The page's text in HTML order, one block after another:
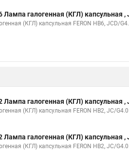
Лампа галогенная (КГЛ) капсульная ,
(КГЛ) капсульная FERON HB6, JCD/
Лампа галогенная (КГЛ) капсульная ,
(КГЛ) капсульная FERON HB2, JC/
Лампа галогенная (КГЛ) капсульная ,
(КГЛ) капсульная FERON HB2, JC/